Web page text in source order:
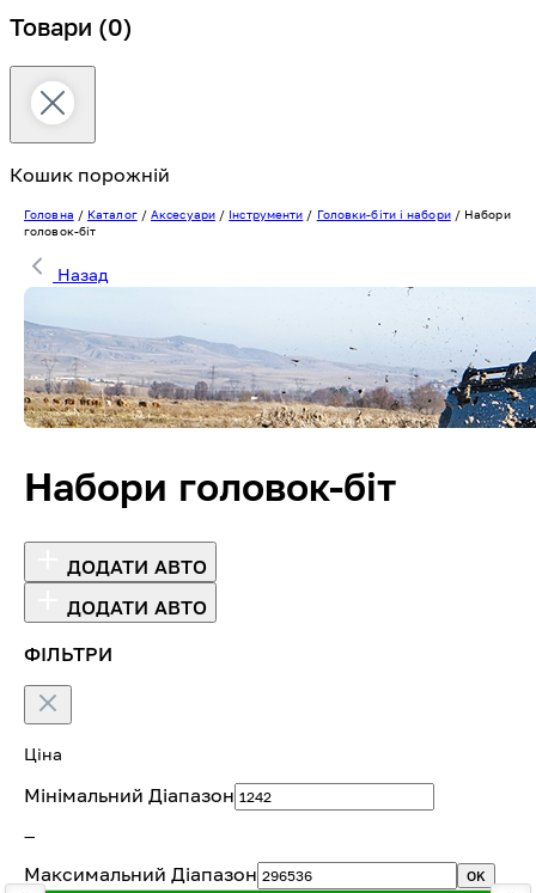
Товари (0)
Кошик порожній
Головна / Каталог/Аксесуари/ Інструменти / Головки-біти і набори/ Набори
головок-біт
Назад
Набори головок-біт
ДОДАТИ АВТО
ДОДАТИ АВТО
ФІЛЬТРИ
Ціна
Мінімальний Діапазон
—
Максимальний Діапазон OK